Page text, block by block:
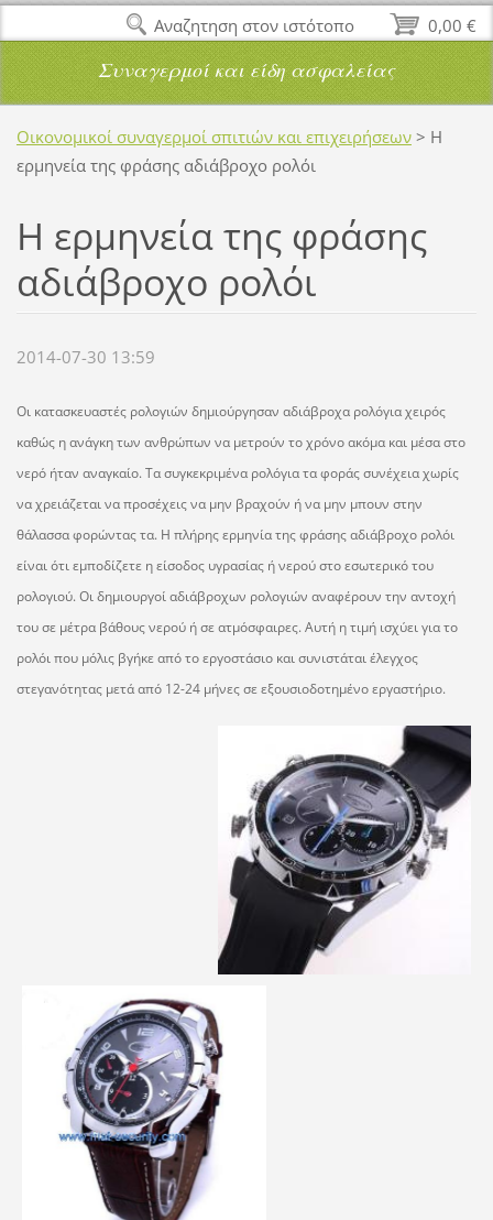
Συναγερμοί και είδη ασφαλείας
Οικονομικοί συναγερμοί σπιτιών και επιχειρήσεων > Η
ερμηνεία της φράσης αδιάβροχο ρολόι
Η ερμηνεία της φράσης
αδιάβροχο ρολόι
2014-07-30 13:59
Οι κατασκευαστές ρολογιών δημιούργησαν αδιάβροχα ρολόγια χειρός
καθώς η ανάγκη των ανθρώπων να μετρούν το χρόνο ακόμα και μέσα στο
νερό ήταν αναγκαίο. Τα συγκεκριμένα ρολόγια τα φοράς συνέχεια χωρίς
να χρειάζεται να προσέχεις να μην βραχούν ή να μην μπουν στην
θάλασσα φορώντας τα. Η πλήρης ερμηνία της φράσης αδιάβροχο ρολόι
είναι ότι εμποδίζετε η είσοδος υγρασίας ή νερού στο εσωτερικό του
ρολογιού. Οι δημιουργοί αδιάβροχων ρολογιών αναφέρουν την αντοχή
του σε μέτρα βάθους νερού ή σε ατμόσφαιρες. Αυτή η τιμή ισχύει για το
ρολόι που μόλις βγήκε από το εργοστάσιο και συνιστάται έλεγχος
στεγανότητας μετά από 12-24 μήνες σε εξουσιοδοτημένο εργαστήριο.
0,00 €
Αναζητηση στον ιστότοπο